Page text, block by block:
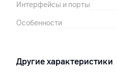
Интерфейсы и порты
Особенности
Другие характеристики